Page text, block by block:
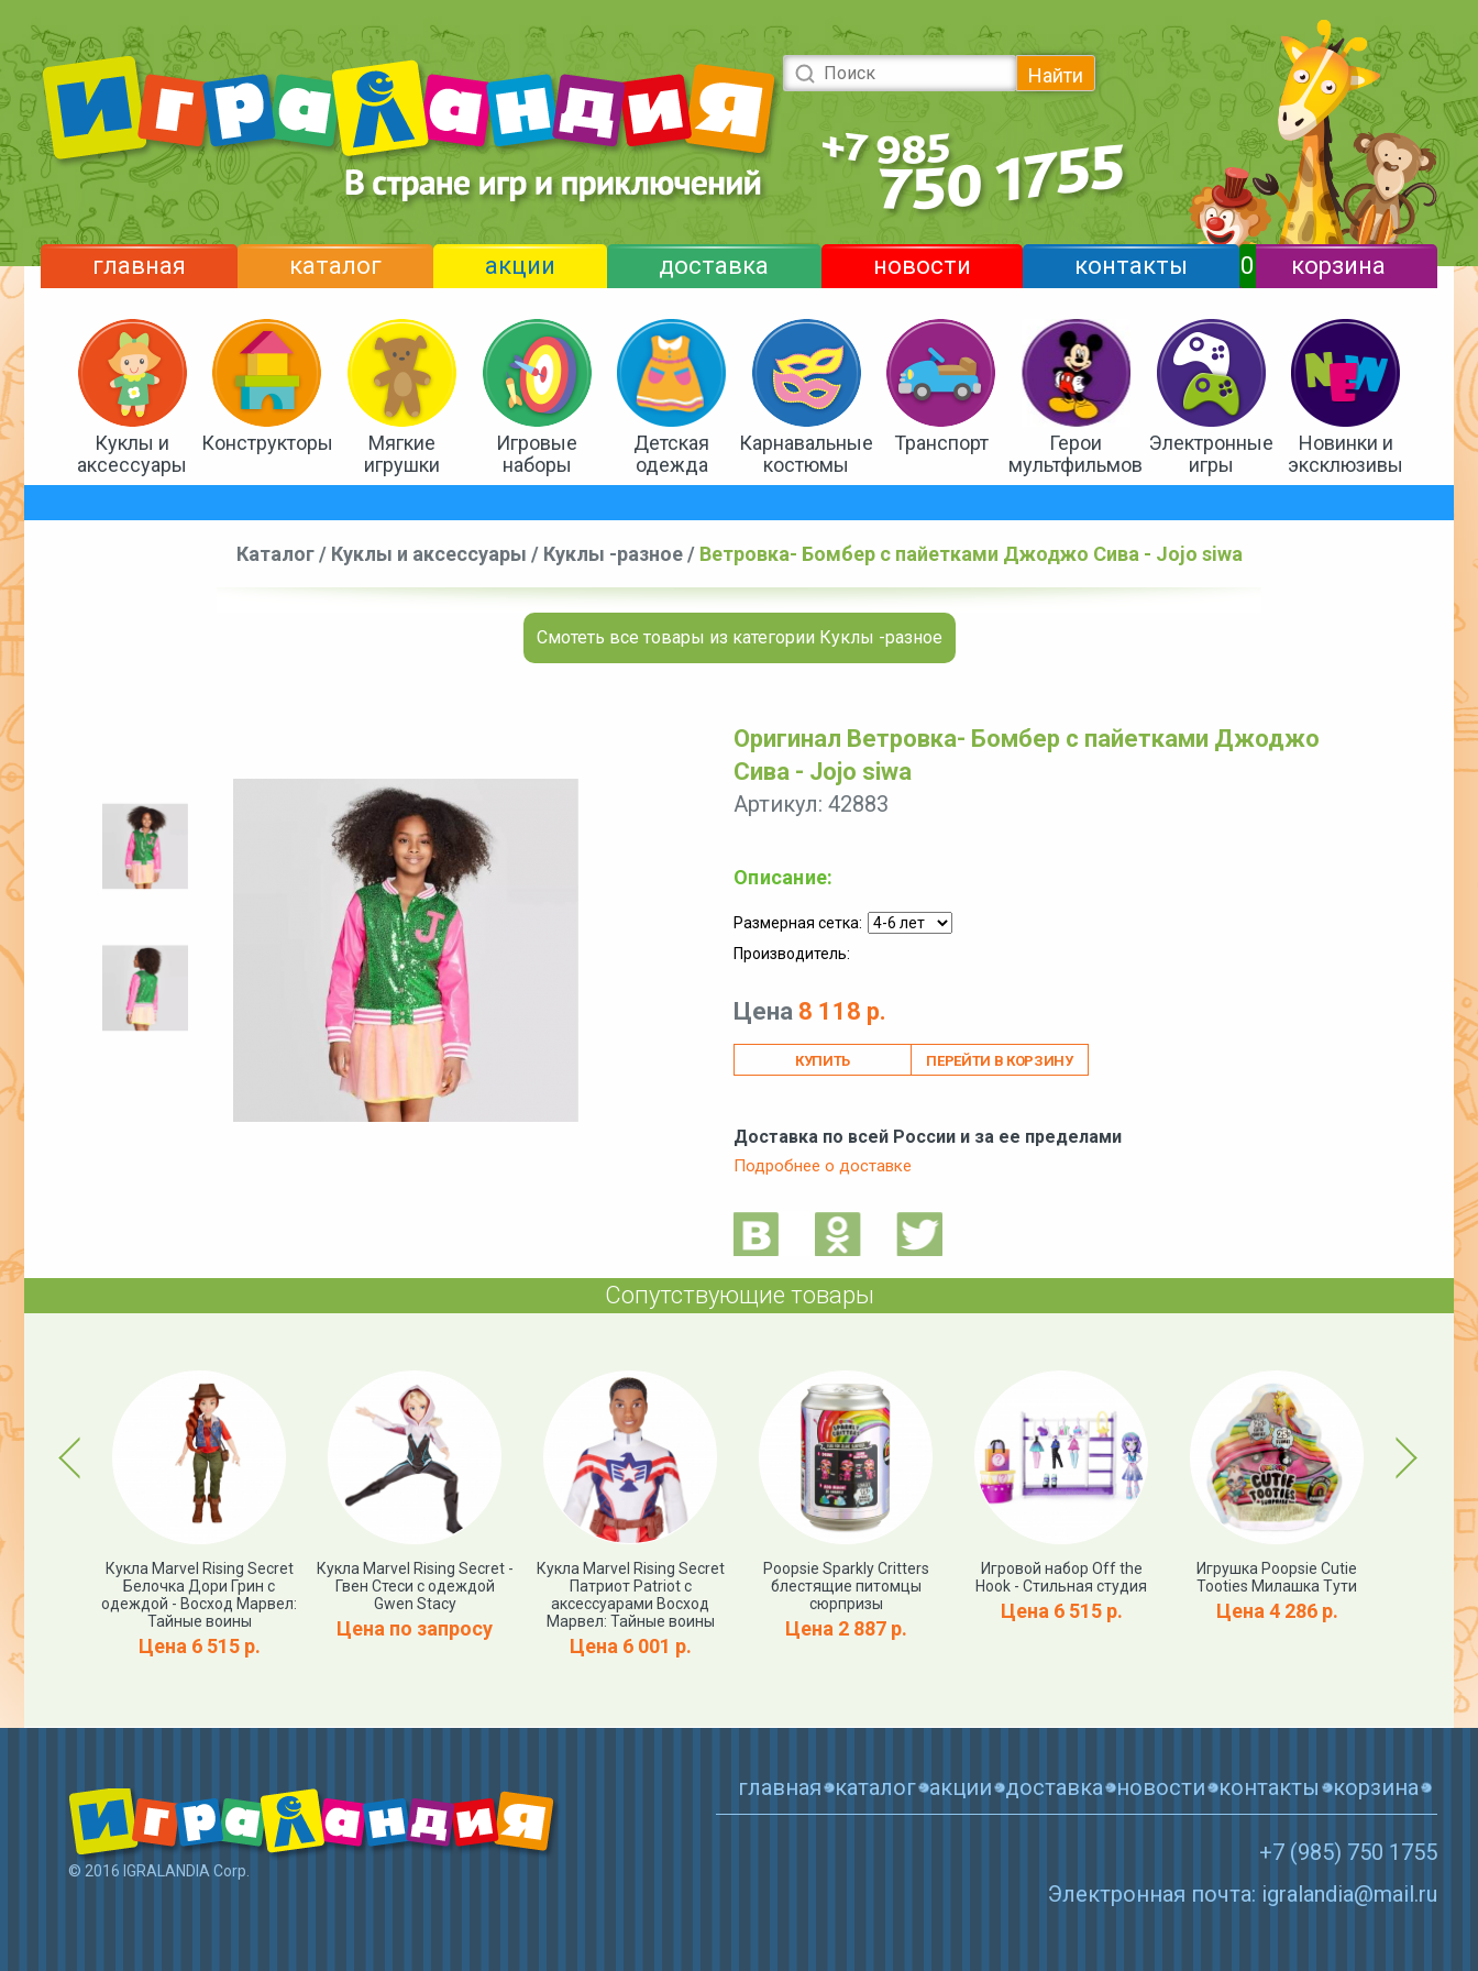
Найти
главная каталог акции доставка новости контакты 0 корзина
Куклы и
аксессуары
Конструкторы
Мягкие
игрушки
Игровые
наборы
Детская
одежда
Карнавальные
костюмы
Транспорт
Герои
мультфильмов
Электронные
игры
Новинки и
эксклюзивы
Каталог/ Куклы и аксессуары / Куклы -разное/ Ветровка- Бомбер с пайетками Джоджо Сива - Jojo siwa
Смотеть все товары из категории Куклы -разное
Оригинал Ветровка- Бомбер с пайетками Джоджо
Сива - Jojo siwa
Артикул: 42883
Описание:
Размерная сетка:
Производитель:
Цена 8 118 р.
ПЕРЕЙТИ В КОРЗИНУ
Доставка по всей России и за ее пределами
Подробнее о доставке
Сопутствующие товары
Previous
Pippa the
р.
Кукла Marvel Rising Secret
Белочка Дори Грин с
одеждой - Восход Марвел:
Тайные воины
Цена 6 515 р.
Кукла Marvel Rising Secret -
Гвен Стеси с одеждой
Gwen Stacy
Цена по запросу
Кукла Marvel Rising Secret
Патриот Patriot с
аксессуарами Восход
Марвел: Тайные воины
Цена 6 001 р.
Poopsie Sparkly Critters
блестящие питомцы
сюрпризы
Цена 2 887 р.
Игровой набор Off the
Hook - Стильная студия
Цена 6 515 р.
Игрушка Poopsie Cutie
Tooties Милашка Тути
Цена 4 286 р.
Next
© 2016 IGRALANDIA Corp.
главная каталог акции доставка новости контакты корзина
+7 (985) 750 1755
Электронная почта: igralandia@mail.ru